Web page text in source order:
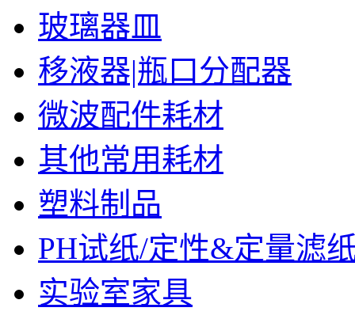
玻璃器皿
移液器|瓶口分配器
微波配件耗材
其他常用耗材
塑料制品
PH试纸/定性&定量滤
实验室家具